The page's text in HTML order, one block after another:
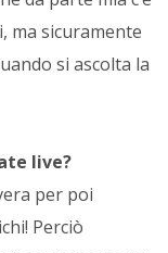
ma sicuramente
si ascolta la
live?
per poi
Perciò